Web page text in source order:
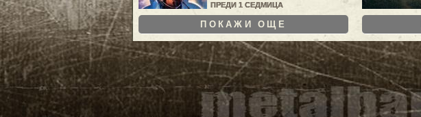
ПРЕДИ 1 СЕДМИЦА
ПОКАЖИ ОЩЕ